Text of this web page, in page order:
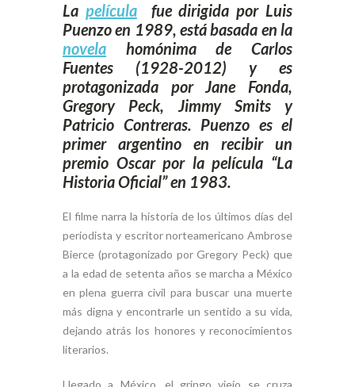
La películafue dirigida por Luis
Puenzo en 1989, está basada en la
novela homónima de Carlos
Fuentes (1928-2012) y es
protagonizada por Jane Fonda,
Gregory Peck, Jimmy Smits y
Patricio Contreras. Puenzo es el
primer argentino en recibir un
premio Oscar por la película “La
Historia Oficial” en 1983.
El filme narra la historia de los últimos días del
periodista y escritor norteamericano Ambrose
Bierce (protagonizado por Gregory Peck) que
a la edad de setenta años se marcha a México
en plena guerra civil para buscar una muerte
más digna y encontrarle un sentido a su vida,
dejando atrás los honores y reconocimientos
literarios.
Llegado a México, el gringo viejo se cruza